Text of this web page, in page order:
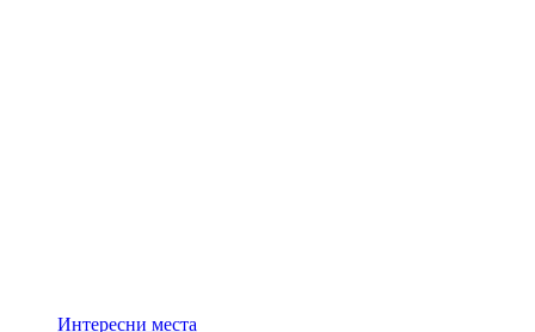
Интересни места